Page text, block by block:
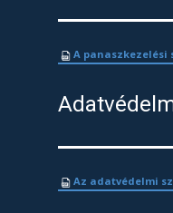
A panaszkezelési
Az adatvédelmi